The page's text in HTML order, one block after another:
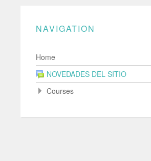
NAVIGATION
Home
NOVEDADES DEL SITIO
Courses